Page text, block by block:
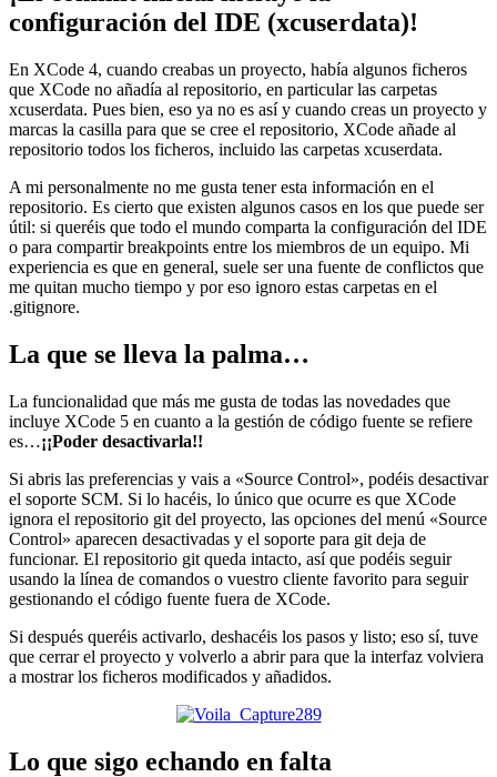
configuración del IDE (xcuserdata)!
En XCode 4, cuando creabas un proyecto, había algunos ficheros
que XCode no añadía al repositorio, en particular las carpetas
xcuserdata. Pues bien, eso ya no es así y cuando creas un proyecto y
marcas la casilla para que se cree el repositorio, XCode añade al
repositorio todos los ficheros, incluido las carpetas xcuserdata.
A mi personalmente no me gusta tener esta información en el
repositorio. Es cierto que existen algunos casos en los que puede ser
útil: si queréis que todo el mundo comparta la configuración del IDE
o para compartir breakpoints entre los miembros de un equipo. Mi
experiencia es que en general, suele ser una fuente de conflictos que
me quitan mucho tiempo y por eso ignoro estas carpetas en el
.gitignore.
La que se lleva la palma…
La funcionalidad que más me gusta de todas las novedades que
incluye XCode 5 en cuanto a la gestión de código fuente se refiere
es…¡¡Poder desactivarla!!
Si abris las preferencias y vais a «Source Control», podéis desactivar
el soporte SCM. Si lo hacéis, lo único que ocurre es que XCode
ignora el repositorio git del proyecto, las opciones del menú «Source
Control» aparecen desactivadas y el soporte para git deja de
funcionar. El repositorio git queda intacto, así que podéis seguir
usando la línea de comandos o vuestro cliente favorito para seguir
gestionando el código fuente fuera de XCode.
Si después queréis activarlo, deshacéis los pasos y listo; eso sí, tuve
que cerrar el proyecto y volverlo a abrir para que la interfaz volviera
a mostrar los ficheros modificados y añadidos.
Lo que sigo echando en falta